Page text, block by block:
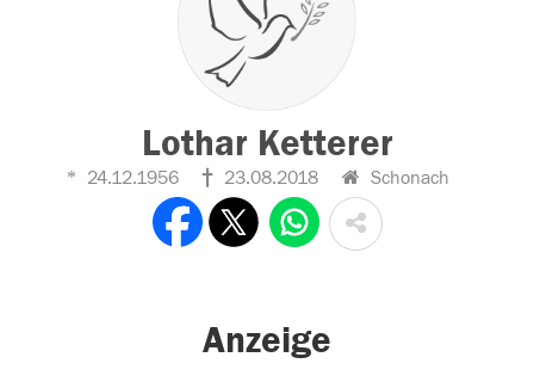
Lothar Ketterer
24.12.1956 23.08.2018 Schonach
Anzeige